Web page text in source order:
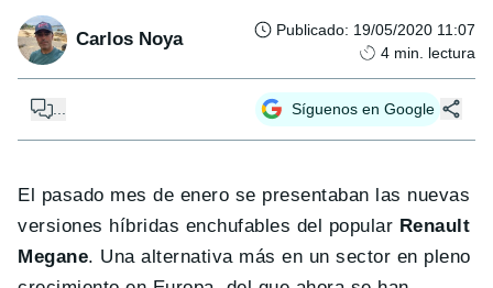
Carlos Noya Publicado: 19/05/2020 11:07
4 min. lectura
Síguenos en Google
El pasado mes de enero se presentaban las nuevas
versiones híbridas enchufables del popular Renault
Megane. Una alternativa más en un sector en pleno